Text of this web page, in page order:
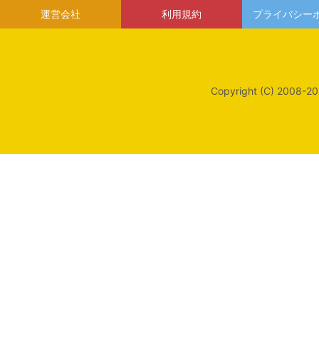
運営会社 利用規約 プライバシー
Copyright (C) 2008-